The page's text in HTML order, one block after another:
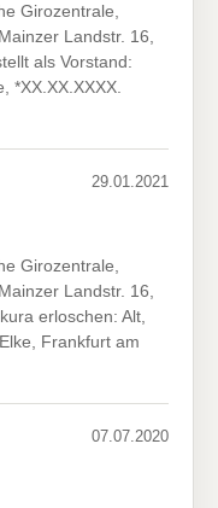
Girozentrale,
Landstr. 16,
als Vorstand:
*XX.XX.XXXX.
29.01.2021
Girozentrale,
Landstr. 16,
erloschen: Alt,
Frankfurt am
07.07.2020